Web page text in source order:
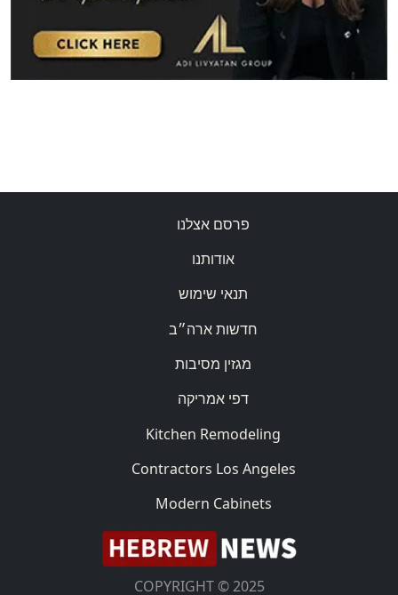
פרסם אצלנו
אודותנו
תנאי שימוש
חדשות ארה״ב
מגזין מסיבות
דפי אמריקה
Kitchen Remodeling
Contractors Los Angeles
Modern Cabinets
COPYRIGHT © 2025